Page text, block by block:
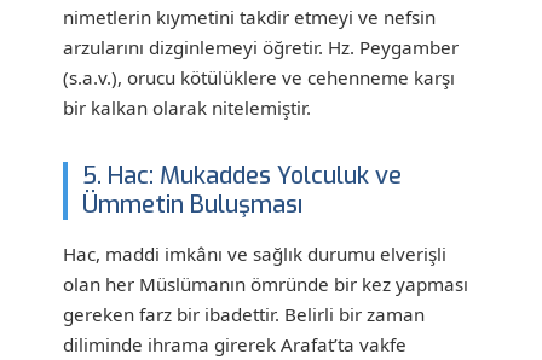
nimetlerin kıymetini takdir etmeyi ve nefsin
arzularını dizginlemeyi öğretir. Hz. Peygamber
(s.a.v.), orucu kötülüklere ve cehenneme karşı
bir kalkan olarak nitelemiştir.
5. Hac: Mukaddes Yolculuk ve
Ümmetin Buluşması
Hac, maddi imkânı ve sağlık durumu elverişli
olan her Müslümanın ömründe bir kez yapması
gereken farz bir ibadettir. Belirli bir zaman
diliminde ihrama girerek Arafat’ta vakfe